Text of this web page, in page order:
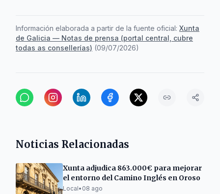
Información elaborada a partir de la fuente oficial: Xunta
de Galicia — Notas de prensa (portal central, cubre
todas as consellerías) (09/07/2026)
Noticias Relacionadas
Xunta adjudica 863.000€ para mejorar
el entorno del Camino Inglés en Oroso
Local• 08 ago